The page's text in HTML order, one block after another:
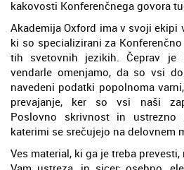
kakovosti Konferenčnega govora
Akademija Oxford ima v svoji ekipi
ki so specializirani za
tih svetovnih jezikih. Čeprav je
vendarle omenjamo, da so vsi
navedeni podatki popolnoma
prevajanje, ker so vsi naši
Poslovno skrivnost in
katerimi se srečujejo na delovnem
Ves material, ki ga je treba